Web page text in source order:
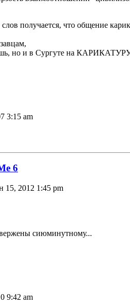
получается, что общение
но и в Сургуте на
3:15 am
6
15, 2012 1:45 pm
сиюминутному...
9:42 am